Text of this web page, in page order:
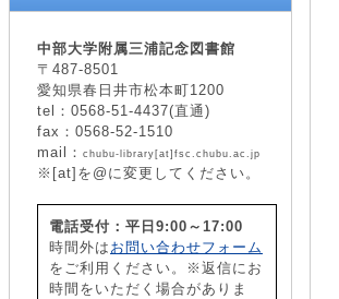
中部大学附属三浦記念図書館
〒487-8501
愛知県春日井市松本町1200
tel：0568-51-4437(直通)
fax：0568-52-1510
mail： chubu-library[at]fsc.chubu.ac.jp
※[at]を@に変更してください。
電話受付：平日9:00～17:00
時間外は お問い合わせフォーム
をご利用ください。※返信にお
時間をいただく場合がありま